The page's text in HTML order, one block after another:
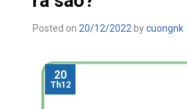
Posted on 20/12/2022 bycuongnk
20
Th12